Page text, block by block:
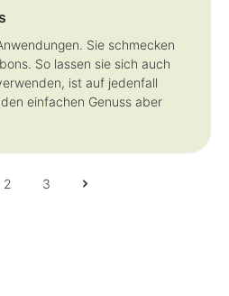
Sie schmecken
So lassen sie sich auch
ist auf jedenfall
einfachen Genuss aber
2 3